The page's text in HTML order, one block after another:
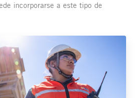
incorporarse a este tipo de